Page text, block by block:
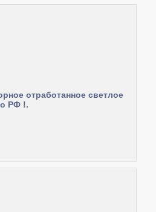
отработанное светлое
РФ !.